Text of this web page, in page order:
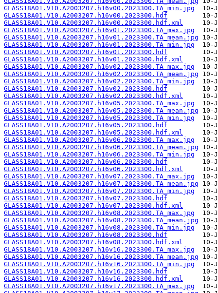
GLASS18A01.V10.A2003207.h16v00.2023300.TA_min.jpg
GLASS18A01.V10.A2003207.h16v00.2023300.hdf
GLASS18A01.V10.A2003207.h16v00.2023300.hdf.xml
GLASS18A01.V10.A2003207.h16v01.2023300.TA_max.jpg
GLASS18A01.V10.A2003207.h16v01.2023300.TA_mean.jpg
GLASS18A01.V10.A2003207.h16v01.2023300.TA_min.jpg
GLASS18A01.V10.A2003207.h16v01.2023300.hdf
GLASS18A01.V10.A2003207.h16v01.2023300.hdf.xml
GLASS18A01.V10.A2003207.h16v02.2023300.TA_max.jpg
GLASS18A01.V10.A2003207.h16v02.2023300.TA_mean.jpg
GLASS18A01.V10.A2003207.h16v02.2023300.TA_min.jpg
GLASS18A01.V10.A2003207.h16v02.2023300.hdf
GLASS18A01.V10.A2003207.h16v02.2023300.hdf.xml
GLASS18A01.V10.A2003207.h16v05.2023300.TA_max.jpg
GLASS18A01.V10.A2003207.h16v05.2023300.TA_mean.jpg
GLASS18A01.V10.A2003207.h16v05.2023300.TA_min.jpg
GLASS18A01.V10.A2003207.h16v05.2023300.hdf
GLASS18A01.V10.A2003207.h16v05.2023300.hdf.xml
GLASS18A01.V10.A2003207.h16v06.2023300.TA_max.jpg
GLASS18A01.V10.A2003207.h16v06.2023300.TA_mean.jpg
GLASS18A01.V10.A2003207.h16v06.2023300.TA_min.jpg
GLASS18A01.V10.A2003207.h16v06.2023300.hdf
GLASS18A01.V10.A2003207.h16v06.2023300.hdf.xml
GLASS18A01.V10.A2003207.h16v07.2023300.TA_max.jpg
GLASS18A01.V10.A2003207.h16v07.2023300.TA_mean.jpg
GLASS18A01.V10.A2003207.h16v07.2023300.TA_min.jpg
GLASS18A01.V10.A2003207.h16v07.2023300.hdf
GLASS18A01.V10.A2003207.h16v07.2023300.hdf.xml
GLASS18A01.V10.A2003207.h16v08.2023300.TA_max.jpg
GLASS18A01.V10.A2003207.h16v08.2023300.TA_mean.jpg
GLASS18A01.V10.A2003207.h16v08.2023300.TA_min.jpg
GLASS18A01.V10.A2003207.h16v08.2023300.hdf
GLASS18A01.V10.A2003207.h16v08.2023300.hdf.xml
GLASS18A01.V10.A2003207.h16v16.2023300.TA_max.jpg
GLASS18A01.V10.A2003207.h16v16.2023300.TA_mean.jpg
GLASS18A01.V10.A2003207.h16v16.2023300.TA_min.jpg
GLASS18A01.V10.A2003207.h16v16.2023300.hdf
GLASS18A01.V10.A2003207.h16v16.2023300.hdf.xml
GLASS18A01.V10.A2003207.h16v17.2023300.TA_max.jpg